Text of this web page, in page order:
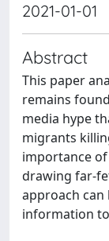
2021-01-01
Abstract
This paper
remains
media hype
migrants
importance
drawing far-
approach
information